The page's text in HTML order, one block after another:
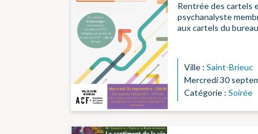
Rentrée des cartels
psychanalyste
aux cartels du
Ville : Saint-Brieuc
Mercredi 30
Catégorie : Soirée